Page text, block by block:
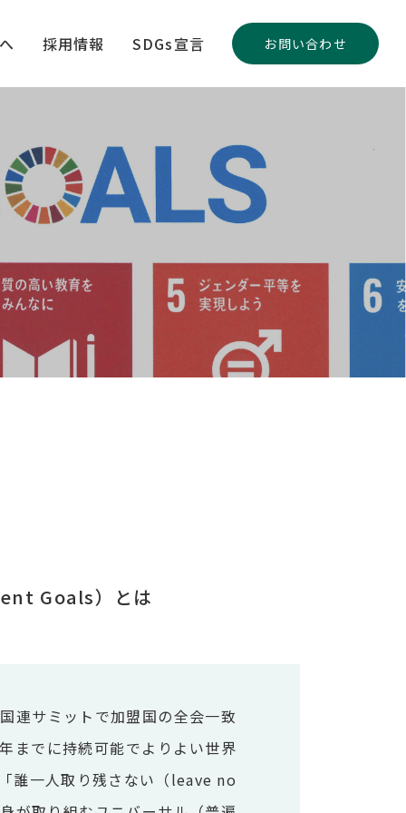
採用情報 SDGs宣言 お問い合わせ
Goals）とは
連サミットで加盟国の全会一致
までに持続可能でよりよい世界
誰一人取り残さない（leave no